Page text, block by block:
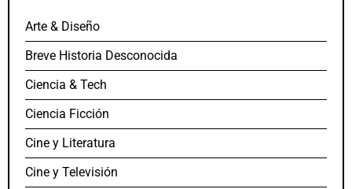
Arte & Diseño
Breve Historia Desconocida
Ciencia & Tech
Ciencia Ficción
Cine y Literatura
Cine y Televisión